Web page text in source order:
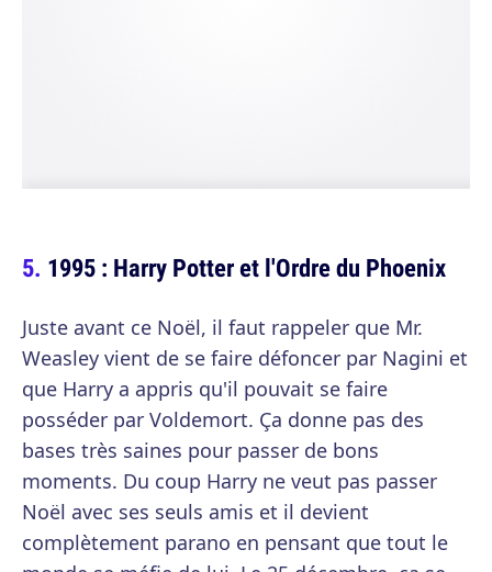
1995 : Harry Potter et l'Ordre du Phoenix
Juste avant ce Noël, il faut rappeler que Mr.
Weasley vient de se faire défoncer par Nagini et
que Harry a appris qu'il pouvait se faire
posséder par Voldemort. Ça donne pas des
bases très saines pour passer de bons
moments. Du coup Harry ne veut pas passer
Noël avec ses seuls amis et il devient
complètement parano en pensant que tout le